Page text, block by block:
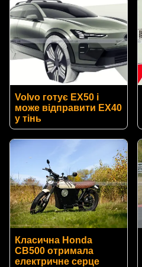
Volvo готує EX50 і
може відправити EX40
у тінь
Класична Honda
CB500 отримала
електричне серце